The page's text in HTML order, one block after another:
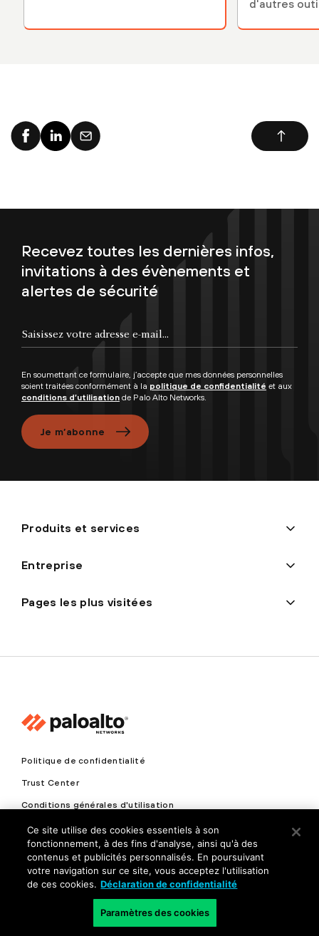
d'autres
Recevez toutes les dernières infos,
invitations à des évènements et
alertes de sécurité
En soumettant ce formulaire, j’accepte que mes données personnelles
soient traitées conformément à la politique de confidentialité et aux
conditions d’utilisation de Palo Alto Networks.
Je m’abonne
Produits et services
Entreprise
Pages les plus visitées
Politique de confidentialité
Trust Center
Conditions générales d'utilisation
Documents
Copyright © 2026 Palo Alto Networks. Tous droits réservés
Ce site utilise des cookies essentiels à son
fonctionnement, à des fins d'analyse, ainsi qu'à des
contenus et publicités personnalisés. En poursuivant
votre navigation sur ce site, vous acceptez l'utilisation
de ces cookies. Déclaration de confidentialité
Paramètres des cookies